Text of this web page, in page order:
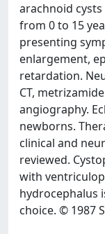
arachnoid
from 0 to 15
presenting
enlargement,
retardation.
CT,
angiography.
newborns.
clinical and
reviewed.
with
hydrocephalus
choice. © 1987